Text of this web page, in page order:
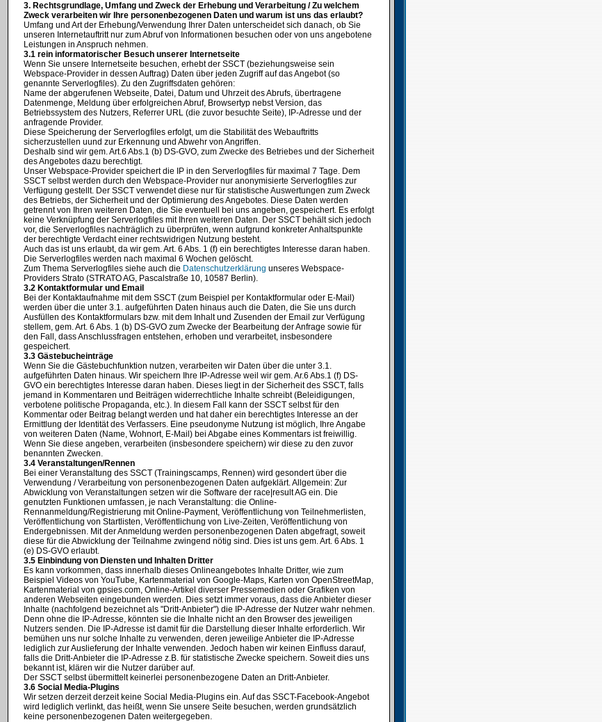
3. Rechtsgrundlage, Umfang und Zweck der Erhebung und Verarbeitung / Zu welchem
Zweck verarbeiten wir Ihre personenbezogenen Daten und warum ist uns das erlaubt?
Umfang und Art der Erhebung/Verwendung Ihrer Daten unterscheidet sich danach, ob Sie
unseren Internetauftritt nur zum Abruf von Informationen besuchen oder von uns angebotene
Leistungen in Anspruch nehmen.
3.1 rein informatorischer Besuch unserer Internetseite
Wenn Sie unsere Internetseite besuchen, erhebt der SSCT (beziehungsweise sein
Webspace-Provider in dessen Auftrag) Daten über jeden Zugriff auf das Angebot (so
genannte Serverlogfiles). Zu den Zugriffsdaten gehören:
Name der abgerufenen Webseite, Datei, Datum und Uhrzeit des Abrufs, übertragene
Datenmenge, Meldung über erfolgreichen Abruf, Browsertyp nebst Version, das
Betriebssystem des Nutzers, Referrer URL (die zuvor besuchte Seite), IP-Adresse und der
anfragende Provider.
Diese Speicherung der Serverlogfiles erfolgt, um die Stabilität des Webauftritts
sicherzustellen uund zur Erkennung und Abwehr von Angriffen.
Deshalb sind wir gem. Art.6 Abs.1 (b) DS-GVO, zum Zwecke des Betriebes und der Sicherheit
des Angebotes dazu berechtigt.
Unser Webspace-Provider speichert die IP in den Serverlogfiles für maximal 7 Tage. Dem
SSCT selbst werden durch den Webspace-Provider nur anonymisierte Serverlogfiles zur
Verfügung gestellt. Der SSCT verwendet diese nur für statistische Auswertungen zum Zweck
des Betriebs, der Sicherheit und der Optimierung des Angebotes. Diese Daten werden
getrennt von Ihren weiteren Daten, die Sie eventuell bei uns angeben, gespeichert. Es erfolgt
keine Verknüpfung der Serverlogfiles mit Ihren weiteren Daten. Der SSCT behält sich jedoch
vor, die Serverlogfiles nachträglich zu überprüfen, wenn aufgrund konkreter Anhaltspunkte
der berechtigte Verdacht einer rechtswidrigen Nutzung besteht.
Auch das ist uns erlaubt, da wir gem. Art. 6 Abs. 1 (f) ein berechtigtes Interesse daran haben.
Die Serverlogfiles werden nach maximal 6 Wochen gelöscht.
Zum Thema Serverlogfiles siehe auch die Datenschutzerklärung unseres Webspace-
Providers Strato (STRATO AG, Pascalstraße 10, 10587 Berlin).
3.2 Kontaktformular und Email
Bei der Kontaktaufnahme mit dem SSCT (zum Beispiel per Kontaktformular oder E-Mail)
werden über die unter 3.1. aufgeführten Daten hinaus auch die Daten, die Sie uns durch
Ausfüllen des Kontaktformulars bzw. mit dem Inhalt und Zusenden der Email zur Verfügung
stellem, gem. Art. 6 Abs. 1 (b) DS-GVO zum Zwecke der Bearbeitung der Anfrage sowie für
den Fall, dass Anschlussfragen entstehen, erhoben und verarbeitet, insbesondere
gespeichert.
3.3 Gästebucheinträge
Wenn Sie die Gästebuchfunktion nutzen, verarbeiten wir Daten über die unter 3.1.
aufgeführten Daten hinaus. Wir speichern Ihre IP-Adresse weil wir gem. Ar.6 Abs.1 (f) DS-
GVO ein berechtigtes Interesse daran haben. Dieses liegt in der Sicherheit des SSCT, falls
jemand in Kommentaren und Beiträgen widerrechtliche Inhalte schreibt (Beleidigungen,
verbotene politische Propaganda, etc.). In diesem Fall kann der SSCT selbst für den
Kommentar oder Beitrag belangt werden und hat daher ein berechtigtes Interesse an der
Ermittlung der Identität des Verfassers. Eine pseudonyme Nutzung ist möglich, Ihre Angabe
von weiteren Daten (Name, Wohnort, E-Mail) bei Abgabe eines Kommentars ist freiwillig.
Wenn Sie diese angeben, verarbeiten (insbesondere speichern) wir diese zu den zuvor
benannten Zwecken.
3.4 Veranstaltungen/Rennen
Bei einer Veranstaltung des SSCT (Trainingscamps, Rennen) wird gesondert über die
Verwendung / Verarbeitung von personenbezogenen Daten aufgeklärt. Allgemein: Zur
Abwicklung von Veranstaltungen setzen wir die Software der race|result AG ein. Die
genutzten Funktionen umfassen, je nach Veranstaltung: die Online-
Rennanmeldung/Registrierung mit Online-Payment, Veröffentlichung von Teilnehmerlisten,
Veröffentlichung von Startlisten, Veröffentlichung von Live-Zeiten, Veröffentlichung von
Endergebnissen. Mit der Anmeldung werden personenbezogenen Daten abgefragt, soweit
diese für die Abwicklung der Teilnahme zwingend nötig sind. Dies ist uns gem. Art. 6 Abs. 1
(e) DS-GVO erlaubt.
3.5 Einbindung von Diensten und Inhalten Dritter
Es kann vorkommen, dass innerhalb dieses Onlineangebotes Inhalte Dritter, wie zum
Beispiel Videos von YouTube, Kartenmaterial von Google-Maps, Karten von OpenStreetMap,
Kartenmaterial von gpsies.com, Online-Artikel diverser Pressemedien oder Grafiken von
anderen Webseiten eingebunden werden. Dies setzt immer voraus, dass die Anbieter dieser
Inhalte (nachfolgend bezeichnet als "Dritt-Anbieter") die IP-Adresse der Nutzer wahr nehmen.
Denn ohne die IP-Adresse, könnten sie die Inhalte nicht an den Browser des jeweiligen
Nutzers senden. Die IP-Adresse ist damit für die Darstellung dieser Inhalte erforderlich. Wir
bemühen uns nur solche Inhalte zu verwenden, deren jeweilige Anbieter die IP-Adresse
lediglich zur Auslieferung der Inhalte verwenden. Jedoch haben wir keinen Einfluss darauf,
falls die Dritt-Anbieter die IP-Adresse z.B. für statistische Zwecke speichern. Soweit dies uns
bekannt ist, klären wir die Nutzer darüber auf.
Der SSCT selbst übermittelt keinerlei personenbezogene Daten an Dritt-Anbieter.
3.6 Social Media-Plugins
Wir setzen derzeit derzeit keine Social Media-Plugins ein. Auf das SSCT-Facebook-Angebot
wird lediglich verlinkt, das heißt, wenn Sie unsere Seite besuchen, werden grundsätzlich
keine personenbezogenen Daten weitergegeben.